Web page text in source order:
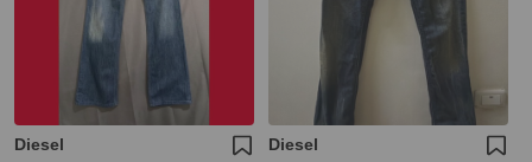
Diesel Diesel